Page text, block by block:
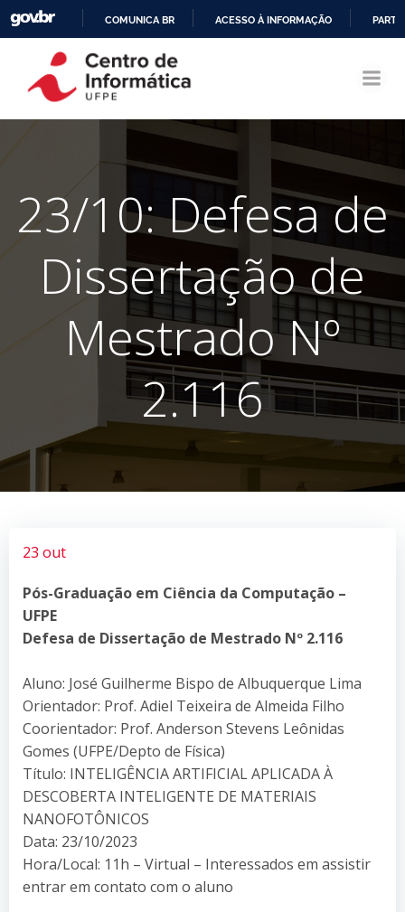
CONTEÚDO
COMUNICA BR ACESSO À INFORMAÇÃO
23/10: Defesa de
Dissertação de
Mestrado Nº
2.116
23 out
Pós-Graduação em Ciência da Computação –
UFPE
Defesa de Dissertação de Mestrado Nº 2.116
Aluno: José Guilherme Bispo de Albuquerque Lima
Orientador: Prof. Adiel Teixeira de Almeida Filho
Coorientador: Prof. Anderson Stevens Leônidas
Gomes (UFPE/Depto de Física)
Título: INTELIGÊNCIA ARTIFICIAL APLICADA À
DESCOBERTA INTELIGENTE DE MATERIAIS
NANOFOTÔNICOS
Data: 23/10/2023
Hora/Local: 11h – Virtual – Interessados em assistir
entrar em contato com o aluno